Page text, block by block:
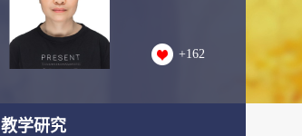
+162
教学研究